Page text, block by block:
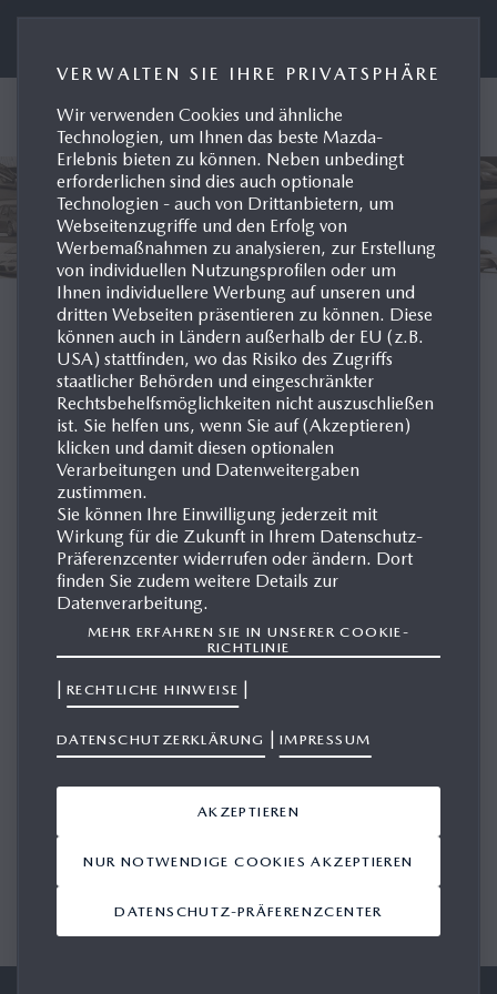
MODELL-HISTORIE
KONZEPTFAHRZEUGE
MAZDA ROADSTER COUPE
MEDIEN
VERWALTEN SIE IHRE PRIVATSPHÄRE
Wir verwenden Cookies und ähnliche
Technologien, um Ihnen das beste Mazda-
Erlebnis bieten zu können. Neben unbedingt
erforderlichen sind dies auch optionale
Technologien - auch von Drittanbietern, um
Webseitenzugriffe und den Erfolg von
Werbemaßnahmen zu analysieren, zur Erstellung
von individuellen Nutzungsprofilen oder um
Ihnen individuellere Werbung auf unseren und
dritten Webseiten präsentieren zu können. Diese
können auch in Ländern außerhalb der EU (z.B.
USA) stattfinden, wo das Risiko des Zugriffs
staatlicher Behörden und eingeschränkter
Rechtsbehelfsmöglichkeiten nicht auszuschließen
ist. Sie helfen uns, wenn Sie auf (Akzeptieren)
klicken und damit diesen optionalen
Verarbeitungen und Datenweitergaben
zustimmen.
Sie können Ihre Einwilligung jederzeit mit
Wirkung für die Zukunft in Ihrem Datenschutz-
Präferenzcenter widerrufen oder ändern. Dort
finden Sie zudem weitere Details zur
Datenverarbeitung.
MEHR ERFAHREN SIE IN UNSERER COOKIE-
RICHTLINIE
| RECHTLICHE HINWEISE |
DATENSCHUTZERKLÄRUNG | IMPRESSUM
DATENSCHUTZ-PRÄFERENZCENTER
NUR NOTWENDIGE COOKIES AKZEPTIEREN
AKZEPTIEREN